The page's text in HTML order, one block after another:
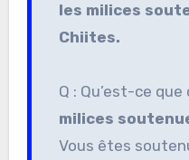
les milices
Chiites.
Q : Qu’est-ce
milices
Vous êtes